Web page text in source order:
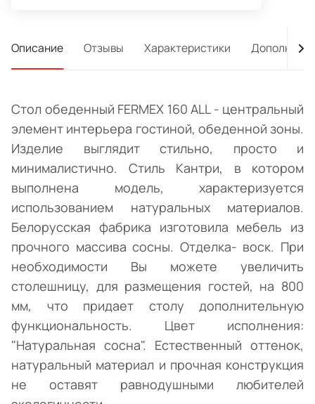
Описание Отзывы Характеристики
Стол обеденный FERMEX 160 ALL - центральный
элемент интерьера гостиной, обеденной зоны.
Изделие выглядит стильно, просто и
минималистично. Стиль Кантри, в котором
выполнена модель, характеризуется
использованием натуральных материалов.
Белорусская фабрика изготовила мебель из
прочного массива сосны. Отделка- воск. При
необходимости Вы можете увеличить
столешницу, для размещения гостей, на 800
мм, что придает столу дополнительную
функциональность. Цвет исполнения:
"Натуральная сосна". Естественный оттенок,
натуральный материал и прочная конструкция
не оставят равнодушными любителей